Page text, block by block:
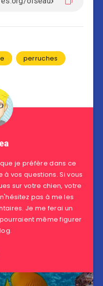
perruches
je préfère dans ce
vos questions. Si vous
sur votre chien, votre
pas à me les
Je me ferai un
même figurer